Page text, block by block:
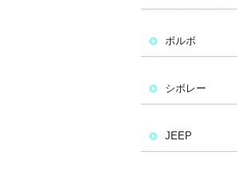
ボルボ
シボレー
JEEP